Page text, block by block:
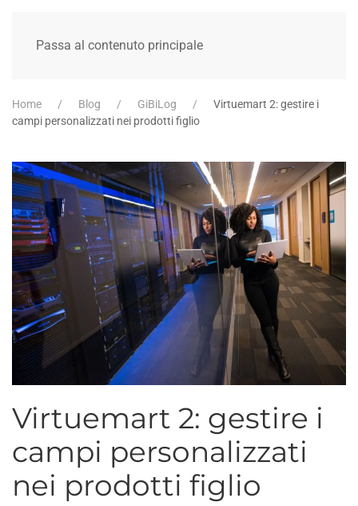
Passa al contenuto principale
Home Blog GiBiLog
Virtuemart 2: gestire i
campi personalizzati nei prodotti figlio
Virtuemart 2: gestire i
campi personalizzati
nei prodotti figlio